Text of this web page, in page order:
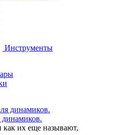
Инструменты
их еще называют,